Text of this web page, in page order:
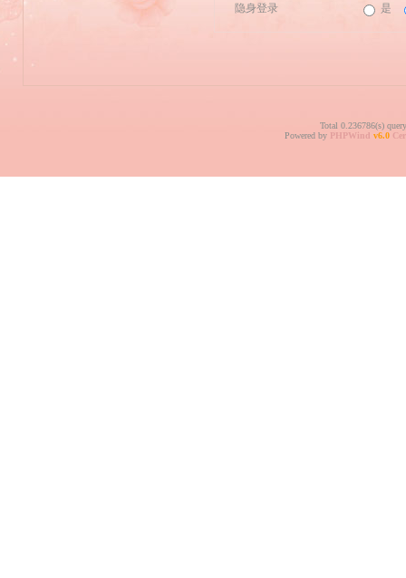
隐身登录 是
Total 0.236786(s)
Powered by PHPWind v6.0